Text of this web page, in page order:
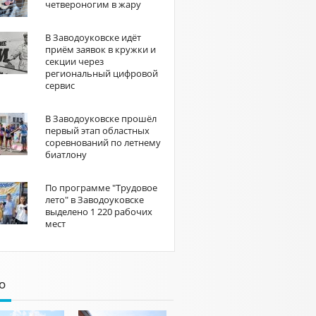
четвероногим в жару
В Заводоуковске идёт
приём заявок в кружки и
секции через
региональный цифровой
сервис
В Заводоуковске прошёл
первый этап областных
соревнований по летнему
биатлону
По программе "Трудовое
лето" в Заводоуковске
выделено 1 220 рабочих
мест